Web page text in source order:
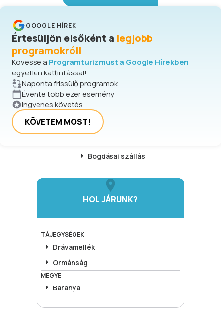
GOOGLE HÍREK
Értesüljön elsőként a legjobb
programokról!
Kövesse a Programturizmust a Google Hírekben
egyetlen kattintással!
Naponta frissülő programok
Évente több ezer esemény
Ingyenes követés
KÖVETEM MOST!
Bogdásai szállás
HOL JÁRUNK?
TÁJEGYSÉGEK
Drávamellék
Ormánság
MEGYE
Baranya